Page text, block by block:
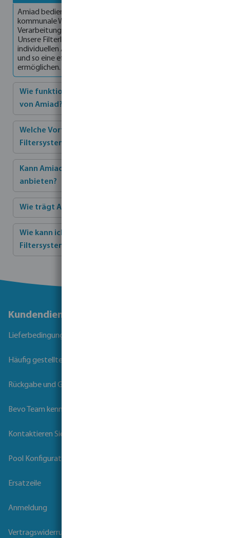
Amiad bedient ein breites Spektrum an Branchen, darunter
kommunale Wasserversorgung, Landwirtschaft, industrielle
Verarbeitung, Bergbau, Öl und Gas sowie HVAC-Systeme.
Unsere Filterlösungen sind so konzipiert, dass sie den
individuellen Anforderungen jeder Branche gerecht werden
und so eine effiziente und zuverlässige Wasseraufbereitung
ermöglichen.
Wie funktioniert die Selbstreinigungstechnologie
von Amiad?
Welche Vorteile bietet der Einsatz von
Filtersystemen der Marke Amiad?
Kann Amiad maßgeschneiderte Filtrationslösungen
anbieten?
Wie trägt Amiad zur Nachhaltigkeit bei?
Wie kann ich Unterstützung oder Hilfe zu den
Filtersystemen von Amiad bekommen?
Kundendienst
Lieferbedingungen
Häufig gestellte Fragen
Rückgabe und Garantie
Bevo Team kennenlernen
Kontaktieren Sie uns
Pool Konfigurator
Ersatzeile
Anmeldung
Vertragswiderruf